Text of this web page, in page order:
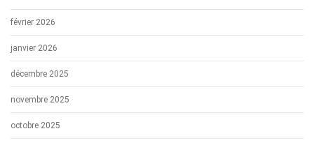
février 2026
janvier 2026
décembre 2025
novembre 2025
octobre 2025